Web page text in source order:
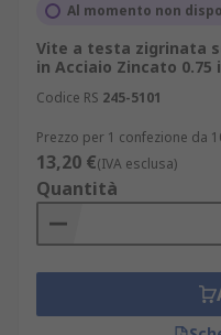
Al momento non
Vite a testa zigrinata
in Acciaio Zincato 0.75
Codice RS 245-5101
Prezzo per 1 confezione da
13,20 €(IVA esclusa)
Quantità